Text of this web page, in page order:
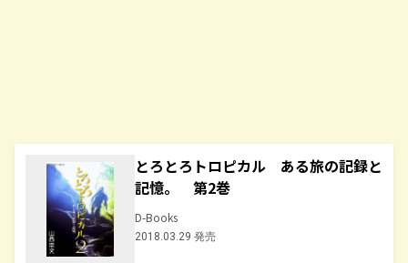
とろとろトロピカル ある旅の記録と
記憶。 第2巻
D-Books
2018.03.29 発売